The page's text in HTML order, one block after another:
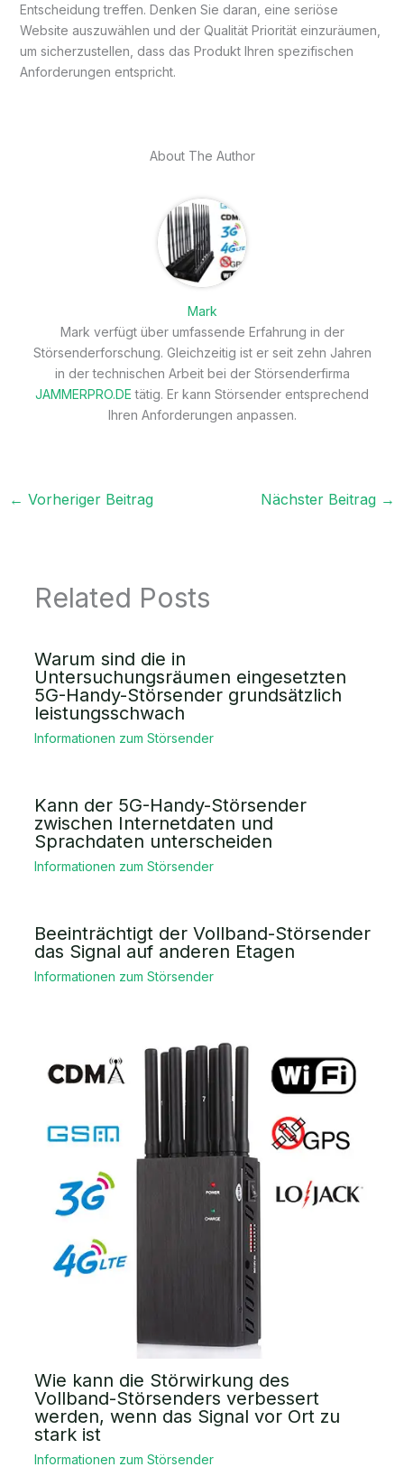
Entscheidung treffen. Denken Sie daran, eine seriöse
Website auszuwählen und der Qualität Priorität einzuräumen,
um sicherzustellen, dass das Produkt Ihren spezifischen
Anforderungen entspricht.
About The Author
Mark
Mark verfügt über umfassende Erfahrung in der
Störsenderforschung. Gleichzeitig ist er seit zehn Jahren
in der technischen Arbeit bei der Störsenderfirma
JAMMERPRO.DE tätig. Er kann Störsender entsprechend
Ihren Anforderungen anpassen.
← Vorheriger Beitrag Nächster Beitrag →
Related Posts
Warum sind die in
Untersuchungsräumen eingesetzten
5G-Handy-Störsender grundsätzlich
leistungsschwach
Informationen zum Störsender
Kann der 5G-Handy-Störsender
zwischen Internetdaten und
Sprachdaten unterscheiden
Informationen zum Störsender
Beeinträchtigt der Vollband-Störsender
das Signal auf anderen Etagen
Informationen zum Störsender
Wie kann die Störwirkung des
Vollband-Störsenders verbessert
werden, wenn das Signal vor Ort zu
stark ist
Informationen zum Störsender